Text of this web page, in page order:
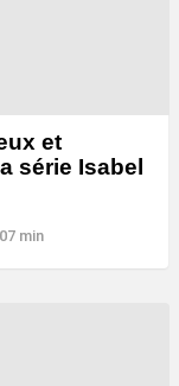
et
série Isabel
min